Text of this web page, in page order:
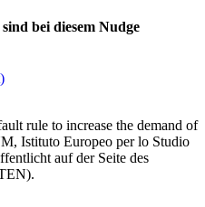
bei diesem Nudge
rule to increase the demand of
Istituto Europeo per lo Studio
auf der Seite des